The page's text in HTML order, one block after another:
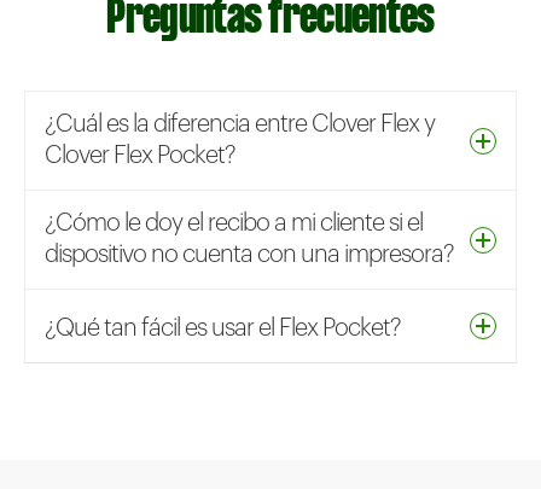
Preguntas frecuentes
¿Cuál es la diferencia entre Clover Flex y
Clover Flex Pocket?
¿Cómo le doy el recibo a mi cliente si el
dispositivo no cuenta con una impresora?
¿Qué tan fácil es usar el Flex Pocket?